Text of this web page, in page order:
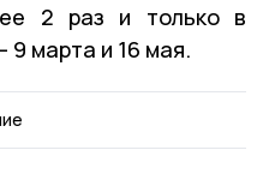
2 раз и только в
9 марта и 16 мая.